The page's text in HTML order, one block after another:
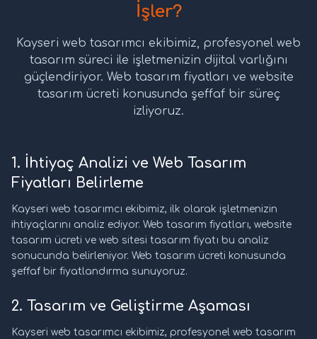
İşler?
Kayseri web tasarımcı ekibimiz, profesyonel web
tasarım süreci ile işletmenizin dijital varlığını
güçlendiriyor. Web tasarım fiyatları ve website
tasarım ücreti konusunda şeffaf bir süreç
izliyoruz.
1. İhtiyaç Analizi ve Web Tasarım
Fiyatları Belirleme
Kayseri web tasarımcı ekibimiz, ilk olarak işletmenizin
ihtiyaçlarını analiz ediyor. Web tasarım fiyatları, website
tasarım ücreti ve web sitesi tasarım fiyatı bu analiz
sonucunda belirleniyor. Web tasarım ücreti konusunda
şeffaf bir fiyatlandırma sunuyoruz.
2. Tasarım ve Geliştirme Aşaması
Kayseri web tasarımcı ekibimiz, profesyonel web tasarım